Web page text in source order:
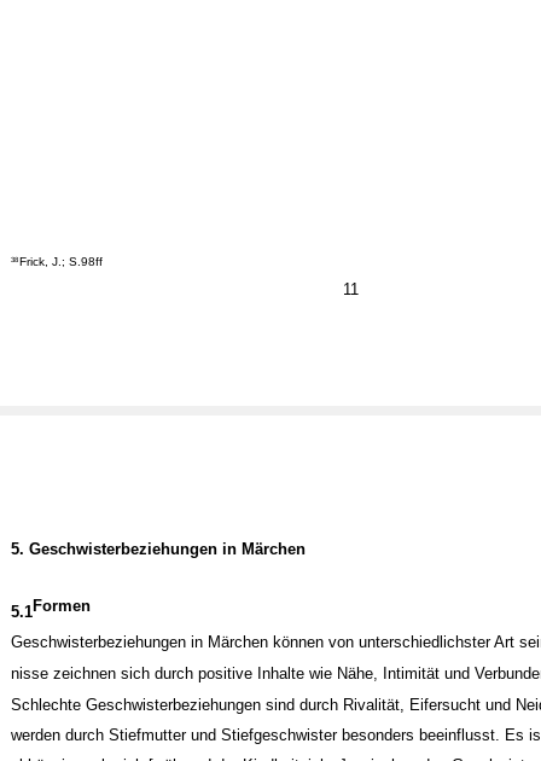
11
38 Frick, J.; S.98ff
5. Geschwisterbeziehungen in Märchen
5.1Formen
Geschwisterbeziehungen in Märchen können von unterschiedlichster Art
nisse zeichnen sich durch positive Inhalte wie Nähe, Intimität und
Schlechte Geschwisterbeziehungen sind durch Rivalität, Eifersucht und
werden durch Stiefmutter und Stiefgeschwister besonders beeinflusst. Es